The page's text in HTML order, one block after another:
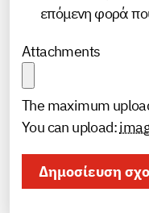
επόμενη φορά
Attachments
The maximum
You can upload: